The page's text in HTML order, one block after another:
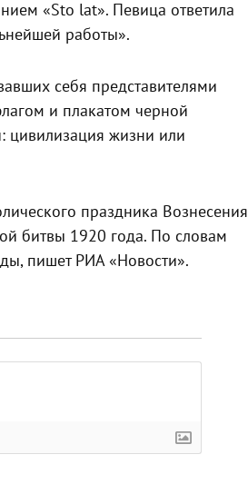
«Sto lat». Певица ответила
работы».
себя представителями
и плакатом черной
цивилизация жизни или
праздника Вознесения
битвы 1920 года. По словам
пишет РИА «Новости».